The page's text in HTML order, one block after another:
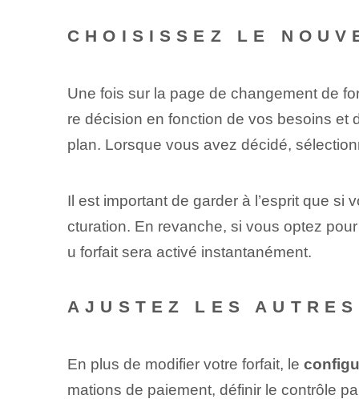
CHOISISSEZ LE
Une fois sur la page de changement de
re décision en fonction de vos besoins et
plan. Lorsque vous avez décidé,
Il est important de garder à l’esprit que
cturation. ⁢En revanche, si vous optez⁤
u forfait sera activé instantanément.
AJUSTEZ LES
En plus de modifier votre forfait, le
mations de paiement, définir le contrôle